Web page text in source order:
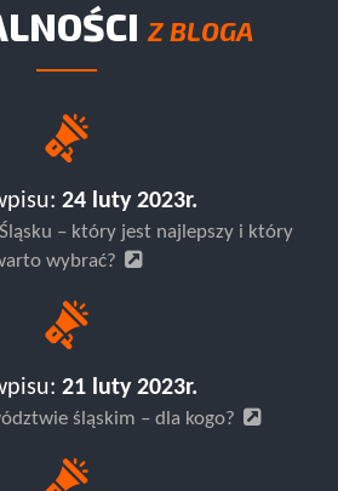
Z BLOGA
24 luty 2023r.
– który jest najlepszy i który
wybrać?
21 luty 2023r.
śląskim – dla kogo?